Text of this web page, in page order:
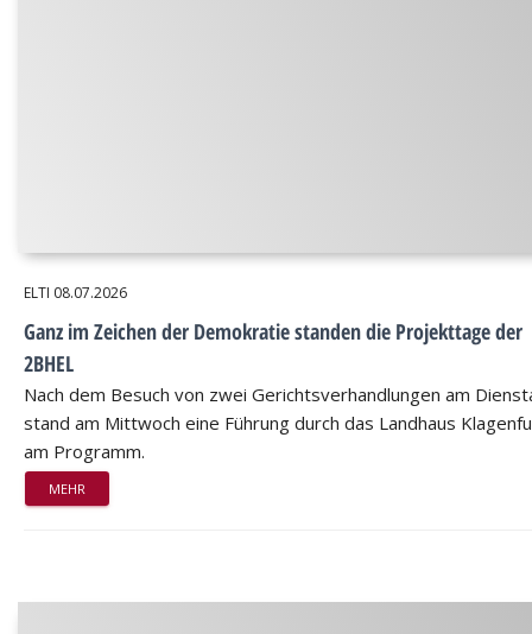
ELTI 08.07.2026
Ganz im Zeichen der Demokratie standen die Projekttage der
2BHEL
Nach dem Besuch von zwei Gerichtsverhandlungen am
stand am Mittwoch eine Führung durch das Landhaus
am Programm.
MEHR